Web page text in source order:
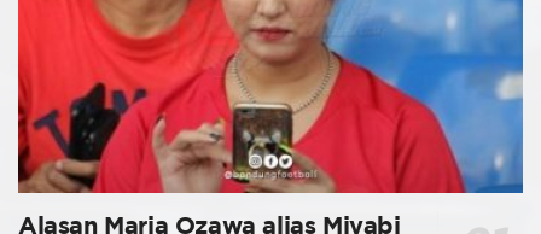
Alasan Maria Ozawa alias Miyabi